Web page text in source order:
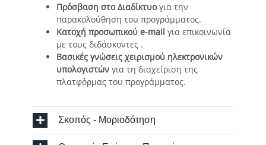
Πρόσβαση στο Διαδίκτυογια την
παρακολούθηση του προγράμματος.
Κατοχή προσωπικού e-mail για επικοινωνία
με τους διδάσκοντες .
Βασικές γνώσεις χειρισμού ηλεκτρονικών
υπολογιστών για τη διαχείριση της
πλατφόρμας του προγράμματος.
Σκοπός - Μοριοδότηση